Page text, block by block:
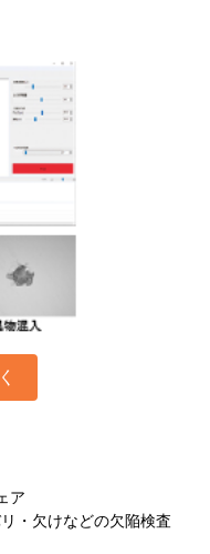
ア
・欠けなどの欠陥検査